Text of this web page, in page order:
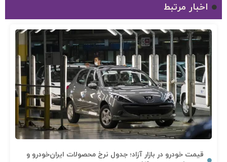
اخبار مرتبط
قیمت خودرو در بازار آزاد؛ جدول نرخ محصولات ایران‌خودرو و